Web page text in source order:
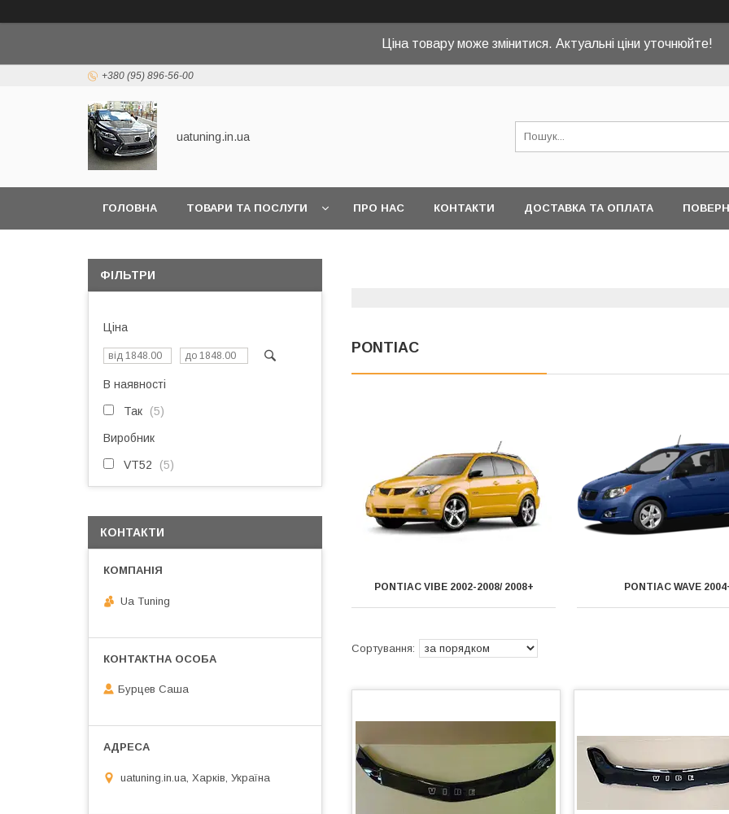
Ціна товару може змінитися. Актуальні ціни уточнюйте!
+380 (95) 896-56-00
uatuning.in.ua
ГОЛОВНА ТОВАРИ ТА ПОСЛУГИ ПРО НАС КОНТАКТИ ДОСТАВКА ТА ОПЛАТА
PONTIAC
PONTIAC VIBE 2002-2008/ 2008+ PONTIAC WAVE
ФІЛЬТРИ
Ціна
В наявності
Так 5
Виробник
VT52 5
КОНТАКТИ
Ua Tuning
Бурцев Саша
uatuning.in.ua, Харків, Україна